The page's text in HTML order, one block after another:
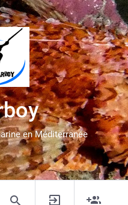
en Méditerranée